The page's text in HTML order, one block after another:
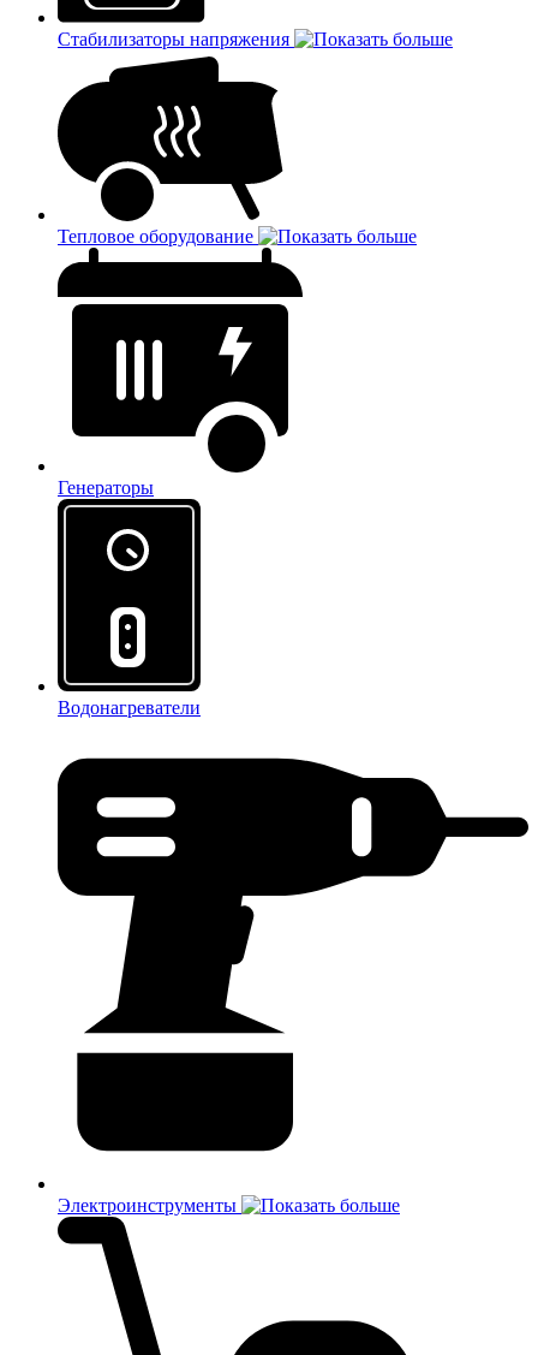
Стабилизаторы напряжения
Тепловое оборудование
Генераторы
Водонагреватели
Электроинструменты